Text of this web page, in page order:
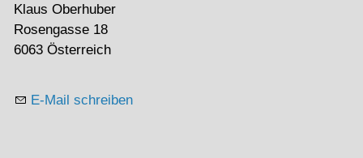
Klaus Oberhuber
Rosengasse 18
6063 Österreich
E-Mail schreiben